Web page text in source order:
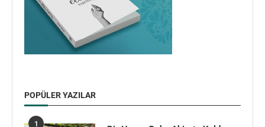
POPÜLER YAZILAR
1